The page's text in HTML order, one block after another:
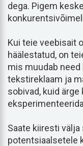
dega. Pigem
Kui teie veebisait
häälestatud, on
mis muudab
tekstireklaam ja
sobivad, kuid
Saate kiiresti
potentsiaalsetele